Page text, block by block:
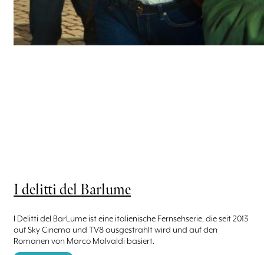
I delitti del Barlume
I Delitti del BarLume ist eine italienische Fernsehserie, die seit 2013
auf Sky Cinema und TV8 ausgestrahlt wird und auf den
Romanen von Marco Malvaldi basiert.